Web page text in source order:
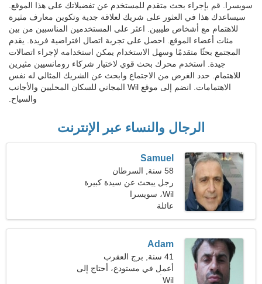
سويسرا. قم بإجراء بحث متقدم للمستخدم عن تفضيلاتك على هذا الموقع.
سيساعدك هذا في العثور على شريك لعلاقة جدية وتكوين معارف مثيرة
للاهتمام مع أشخاص طيبين. اعثر على المستخدمين المناسبين من بين
مئات أعضاء الموقع. احصل على تجربة اتصال افتراضية فريدة. يقدم
المجتمع بحثًا متقدمًا وسهل الاستخدام يمكن استخدامه لإجراء اتصالات
جيدة. استخدم محرك بحث قوي لاختيار شركاء رومانسيين مثيرين
للاهتمام. حدد الغرض من الاجتماع وابحث عن الشريك المثالي له نفس
الاهتمامات. انضم إلى موقع Wil المجاني للسكان المحليين والأجانب
والسياح.
الرجال والنساء عبر الإنترنت
Samuel
58 سنة, السرطان
رجل يبحث عن سيدة كبيرة
50-53
Wil، سويسرا
عائلة
Adam
41 سنة, برج العقرب
أعمل في مستودع، أحتاج إلى
امرأة رائعة
Wil